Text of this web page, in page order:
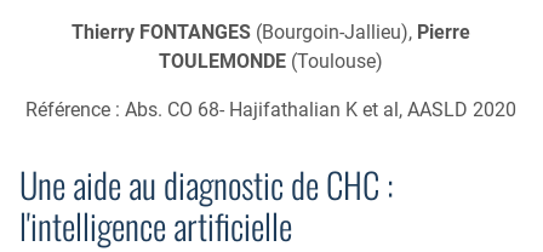
Thierry FONTANGES(Bourgoin-Jallieu), Pierre
TOULEMONDE(Toulouse)
Référence : Abs. CO 68- Hajifathalian K et al, AASLD 2020
Une aide au diagnostic de CHC :
l'intelligence artificielle